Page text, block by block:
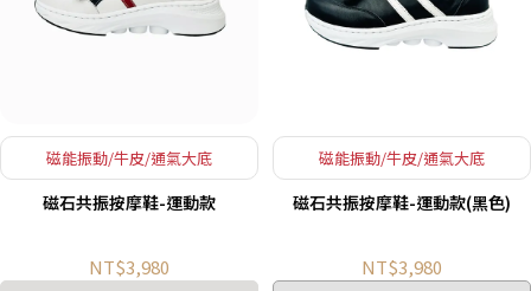
磁能振動/牛皮/通氣大底
磁石共振按摩鞋-運動款
NT$3,980
磁能振動/牛皮/通氣大底
磁石共振按摩鞋-運動款(黑色)
NT$3,980